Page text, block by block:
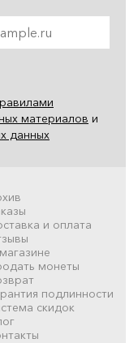
материалов и
данных
и оплата
монеты
подлинности
скидок